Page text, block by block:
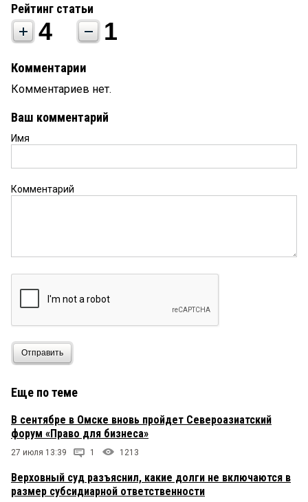
Рейтинг статьи
4 1
Комментарии
Комментариев нет.
Ваш комментарий
Имя
Комментарий
Отправить
Еще по теме
В сентябре в Омске вновь пройдет Североазиатский
форум «Право для бизнеса»
27 июля 13:39 1 1213
Верховный суд разъяснил, какие долги не включаются в
размер субсидиарной ответственности